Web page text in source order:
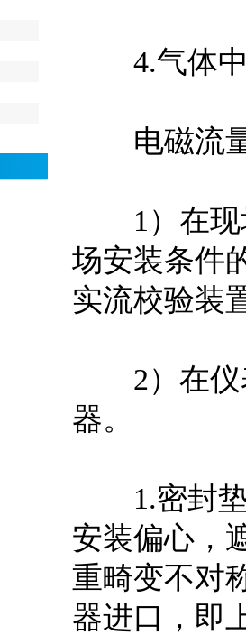
4.气体中
电磁流量
1）在现
场安装条件
实流校验装
2）在仪
器。
1.密封垫
安装偏心，
重畸变不对
器进口，即